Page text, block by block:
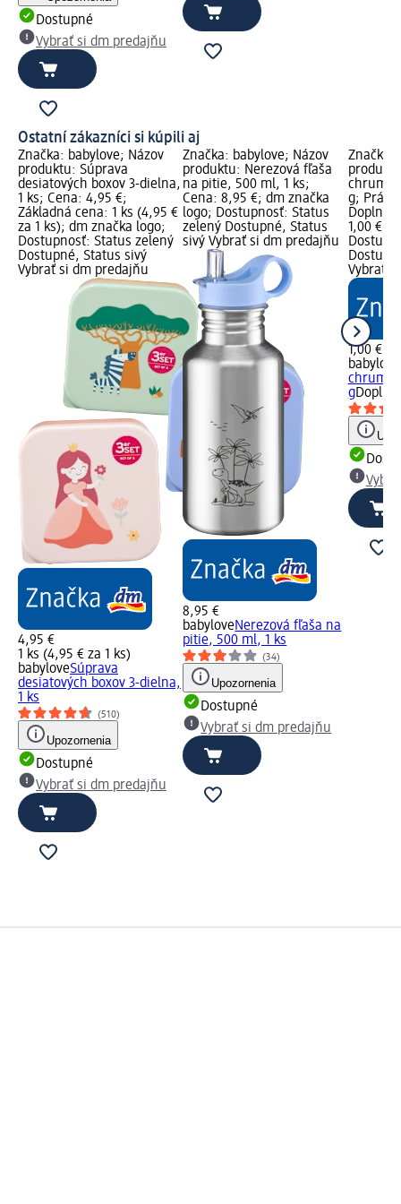
Dostupné
Vybrať si dm predajňu
Ostatní zákazníci si kúpili aj
Značka: babylove; Názov
produktu: Súprava
desiatových boxov 3-dielna,
1 ks; Cena: 4,95 €;
Základná cena: 1 ks (4,95 €
za 1 ks); dm značka logo;
Dostupnosť: Status zelený
Dostupné, Status sivý
Vybrať si dm predajňu
4,95 €
1 ks (4,95 € za 1 ks)
babyloveSúprava
desiatových boxov 3-dielna,
1 ks
(510)
Upozornenia
Dostupné
Vybrať si dm predajňu
Značka: babylove; Názov
produktu: Nerezová fľaša
na pitie, 500 ml, 1 ks;
Cena: 8,95 €; dm značka
logo; Dostupnosť: Status
zelený Dostupné, Status
sivý Vybrať si dm predajňu
8,95 €
babyloveNerezová fľaša na
pitie, 500 ml, 1 ks
(34)
Upozornenia
Dostupné
Vybrať si dm predajňu
Značka:
g;
1,00 €;
Vybrať
1,00 €
babylove
g